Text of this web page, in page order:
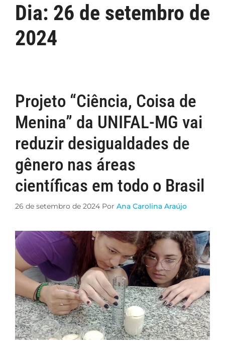
Dia: 26 de setembro de
2024
Projeto “Ciência, Coisa de
Menina” da UNIFAL-MG vai
reduzir desigualdades de
gênero nas áreas
científicas em todo o Brasil
26 de setembro de 2024 Por Ana Carolina Araújo